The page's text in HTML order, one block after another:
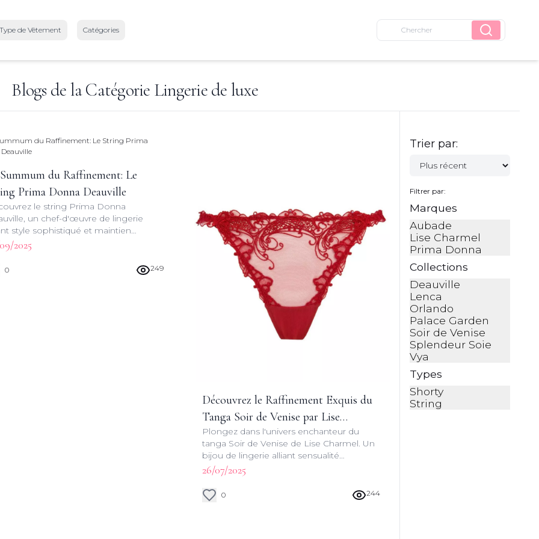
Type de Vêtement Catégories
Blogs de la Catégorie Lingerie de luxe
du Raffinement: Le
Prima Donna Deauville
le string Prima Donna
un chef-d'œuvre de lingerie
style sophistiqué et maintien
Plongez dans l'univers du
intime avec ce modèle
2025
0 249
Découvrez le Raffinement Exquis du
Tanga Soir de Venise par Lise
Charmel
Plongez dans l'univers enchanteur du
tanga Soir de Venise de Lise Charmel. Un
bijou de lingerie alliant sensualité
vénitienne et savoir-faire français pour une
expérience unique.
26/07/2025
0 244
Trier par:
Filtrer par:
Marques
Aubade
Lise Charmel
Prima Donna
Collections
Deauville
Lenca
Orlando
Palace Garden
Soir de Venise
Splendeur Soie
Vya
Types
Shorty
String